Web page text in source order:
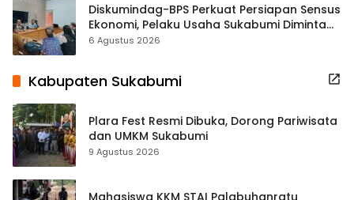
Diskumindag-BPS Perkuat Persiapan Sensus
Ekonomi, Pelaku Usaha Sukabumi Diminta
Terbuka Beri Data
6 Agustus 2026
Kabupaten Sukabumi
Plara Fest Resmi Dibuka, Dorong Pariwisata
dan UMKM Sukabumi
9 Agustus 2026
Mahasiswa KKM STAI Palabuhanratu